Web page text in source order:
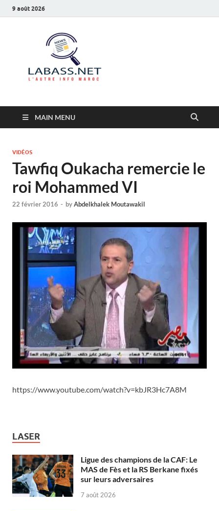
9 août 2026
MAIN MENU
VIDÉOS
Tawfiq Oukacha remercie le
roi Mohammed VI
22 février 2016 - byAbdelkhalek Moutawakil
https://www.youtube.com/watch?v=kbJR3Hc7A8M
LASER
Ligue des champions de la CAF: Le
MAS de Fès et la RS Berkane fixés
sur leurs adversaires
7 août 2026